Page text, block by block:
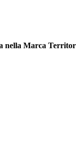
Marca